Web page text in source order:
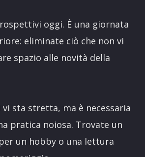
oggi. È una giornata
eliminate ciò che non vi
spazio alle novità della
sta stretta, ma è necessaria
pratica noiosa. Trovate un
un hobby o una lettura